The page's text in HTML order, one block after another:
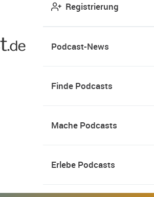
Registrierung
Podcast-News
Finde Podcasts
Mache Podcasts
Erlebe Podcasts